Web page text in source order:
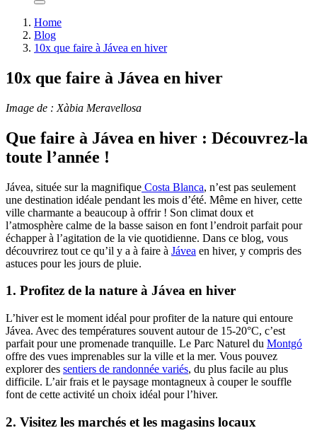
Home
Blog
10x que faire à Jávea en hiver
10x que faire à Jávea en hiver
Image de : Xàbia Meravellosa
Que faire à Jávea en hiver : Découvrez-la
toute l’année !
Jávea, située sur la magnifique Costa Blanca, n’est pas seulement
une destination idéale pendant les mois d’été. Même en hiver, cette
ville charmante a beaucoup à offrir ! Son climat doux et
l’atmosphère calme de la basse saison en font l’endroit parfait pour
échapper à l’agitation de la vie quotidienne. Dans ce blog, vous
découvrirez tout ce qu’il y a à faire à Jávea en hiver, y compris des
astuces pour les jours de pluie.
1. Profitez de la nature à Jávea en hiver
L’hiver est le moment idéal pour profiter de la nature qui entoure
Jávea. Avec des températures souvent autour de 15-20°C, c’est
parfait pour une promenade tranquille. Le Parc Naturel du Montgó
offre des vues imprenables sur la ville et la mer. Vous pouvez
explorer des sentiers de randonnée variés, du plus facile au plus
difficile. L’air frais et le paysage montagneux à couper le souffle
font de cette activité un choix idéal pour l’hiver.
2. Visitez les marchés et les magasins locaux